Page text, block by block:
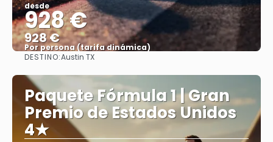
desde
928 €
928 €
Por persona (tarifa dinámica)
DESTINO:Austin TX
Paquete Fórmula 1 | Gran
Premio de Estados Unidos
4★